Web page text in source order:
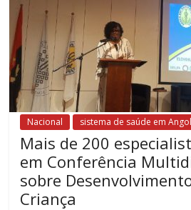
Nacional sistema de saúde em
Mais de 200
em Conferência
sobre
Criança